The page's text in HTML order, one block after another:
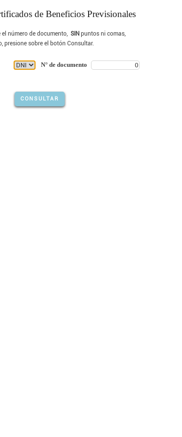
de Beneficios Previsionales
el número de documento, SIN puntos ni comas,
presione sobre el botón Consultar.
N° de documento